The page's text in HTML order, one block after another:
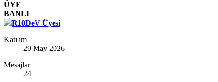
ÜYE
BANLI
R10DeV Üyesi
Katılım
29 May 2026
Mesajlar
24